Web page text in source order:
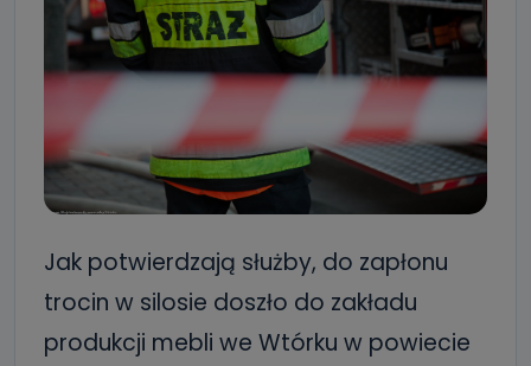
Jak potwierdzają służby, do zapłonu
trocin w silosie doszło do zakładu
produkcji mebli we Wtórku w powiecie